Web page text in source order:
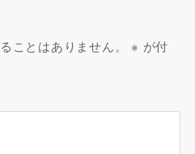
ことはありません。 ※ が付